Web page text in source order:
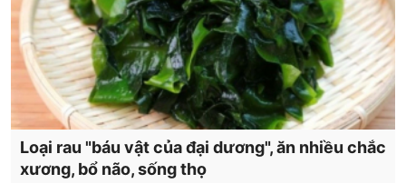
Loại rau "báu vật của đại dương", ăn nhiều chắc
xương, bổ não, sống thọ